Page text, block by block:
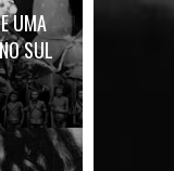
UMA
SUL